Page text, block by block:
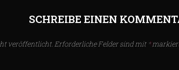
SCHREIBE EINEN
veröffentlicht. Erforderliche Felder sind mit *